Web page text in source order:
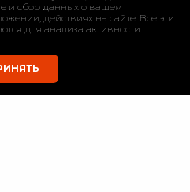
и сбор данных о вашем
действиях на сайте. Все эти
для анализа активности.